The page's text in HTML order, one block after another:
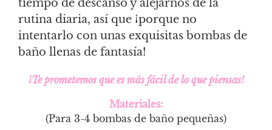
tiempo de descanso y alejarnos de la
rutina diaria, así que ¡porque no
intentarlo con unas exquisitas bombas de
baño llenas de fantasía!
¡Te prometemos que es más fácil de lo que piensas!
Materiales:
(Para 3-4 bombas de baño pequeñas)